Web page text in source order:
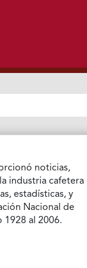
noticias,
industria cafetera
estadísticas, y
Nacional de
1928 al 2006.